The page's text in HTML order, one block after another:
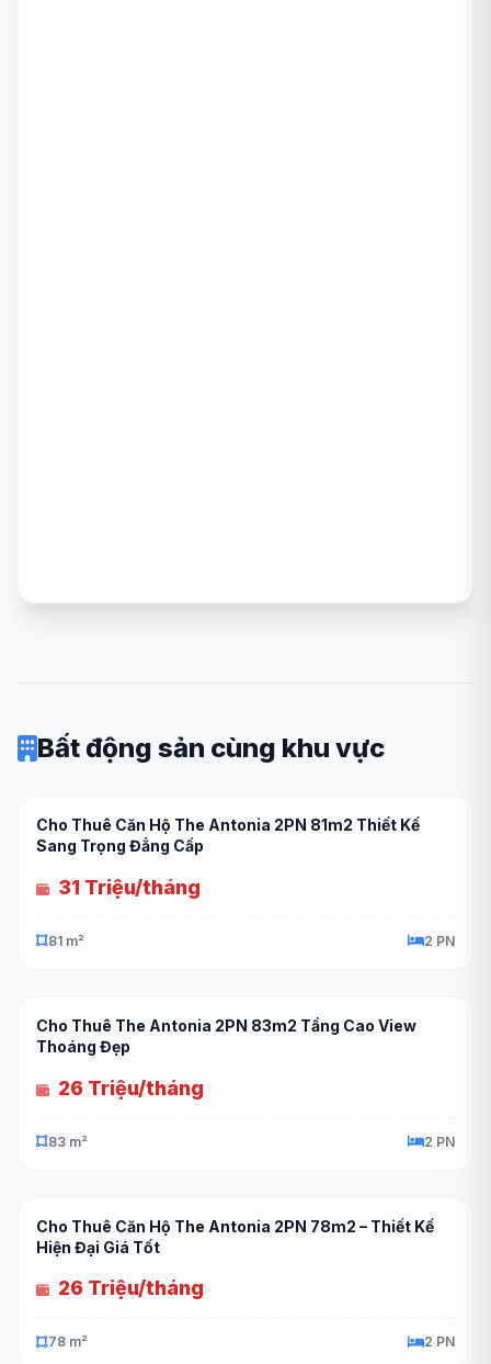
Bất động sản cùng khu vực
Cho Thuê Căn Hộ The Antonia 2PN 81m2 Thiết Kế
Sang Trọng Đẳng Cấp
31 Triệu/tháng
81 m² 2 PN
Cho Thuê The Antonia 2PN 83m2 Tầng Cao View
Thoáng Đẹp
26 Triệu/tháng
83 m² 2 PN
Cho Thuê Căn Hộ The Antonia 2PN 78m2 – Thiết Kế
Hiện Đại Giá Tốt
26 Triệu/tháng
78 m² 2 PN